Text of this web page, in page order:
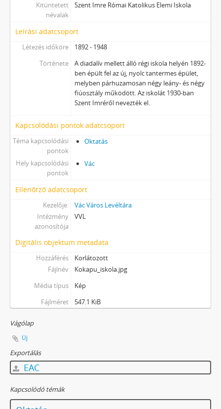
Kitüntetett
névalak
Szent Imre Római Katolikus Elemi Iskola
Leírási adatcsoport
Létezés időköre
1892 - 1948
Története
A diadalív mellett álló régi iskola helyén 1892-
ben épült fel az új, nyolc tantermes épület,
melyben párhuzamosan négy leány- és négy
fiúosztály működött. Az iskolát 1930-ban
Szent Imréről nevezték el.
Kapcsolódási pontok adatcsoport
Téma kapcsolódási
pontok
Oktatás
Hely kapcsolódási
pontok
Vác
Ellenőrző adatcsoport
Kezelője:
Vác Város Levéltára
Intézmény
azonosítója
VVL
Digitális objektum metadata
Hozzáférés
Korlátozott
Fájlnév
Kokapu_iskola.jpg
Média típus
Kép
Fájlméret
547.1 KiB
Vágólap
Új
Exportálás
EAC
Kapcsolódó témák